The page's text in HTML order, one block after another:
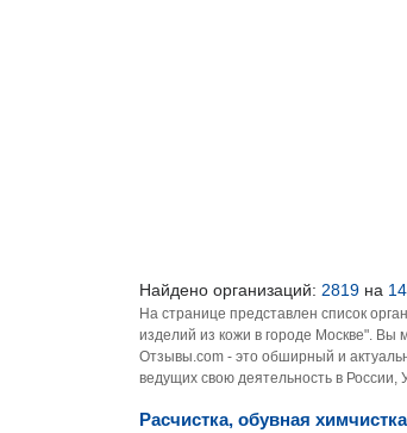
Найдено организаций: 2819 на
На странице представлен список
изделий из кожи в городе Москве". Вы
Отзывы.com - это обширный и
ведущих свою деятельность в России,
Расчистка, обувная